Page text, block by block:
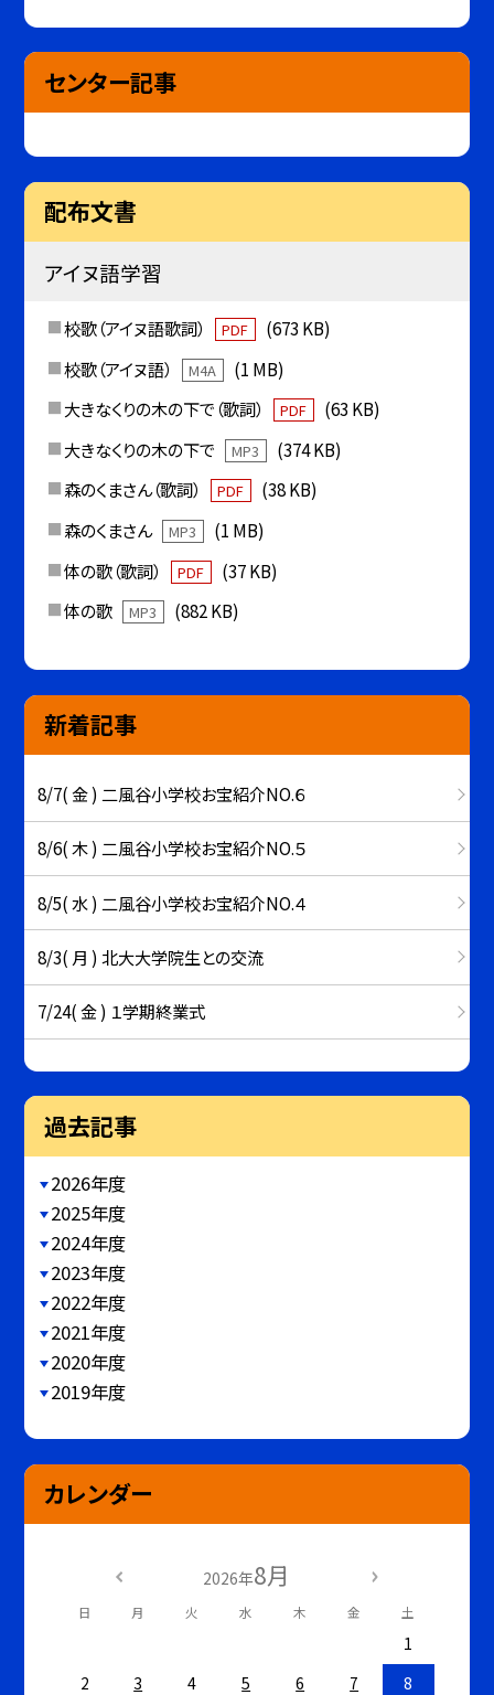
センター記事
配布文書
アイヌ語学習
校歌（アイヌ語歌詞） PDF
(673 KB)
校歌（アイヌ語）
M4A
(1 MB)
大きなくりの木の下で（歌詞）
PDF
(63 KB)
大きなくりの木の下で
MP3
(374 KB)
森のくまさん（歌詞）
PDF
(38 KB)
森のくまさん
MP3
(1 MB)
体の歌（歌詞）
PDF
(37 KB)
体の歌
MP3 (882 KB)
新着記事
8/7( 金 ) 二風谷小学校お宝紹介NO.６
8/6( 木 ) 二風谷小学校お宝紹介NO.５
8/5( 水 ) 二風谷小学校お宝紹介NO.４
8/3( 月 ) 北大大学院生との交流
7/24( 金 ) １学期終業式
過去記事
2026年度
2025年度
2024年度
2023年度
2022年度
2021年度
2020年度
2019年度
カレンダー
2026年8月
日 月 火 水 木 金 土
1
2
3 4 5 6 7
8